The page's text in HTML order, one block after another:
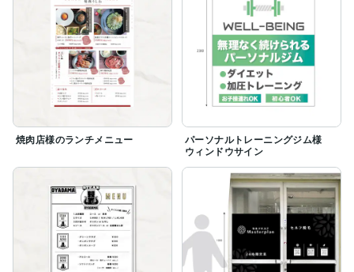
焼肉店様のランチメニュー
パーソナルトレーニングジム様
ウィンドウサイン